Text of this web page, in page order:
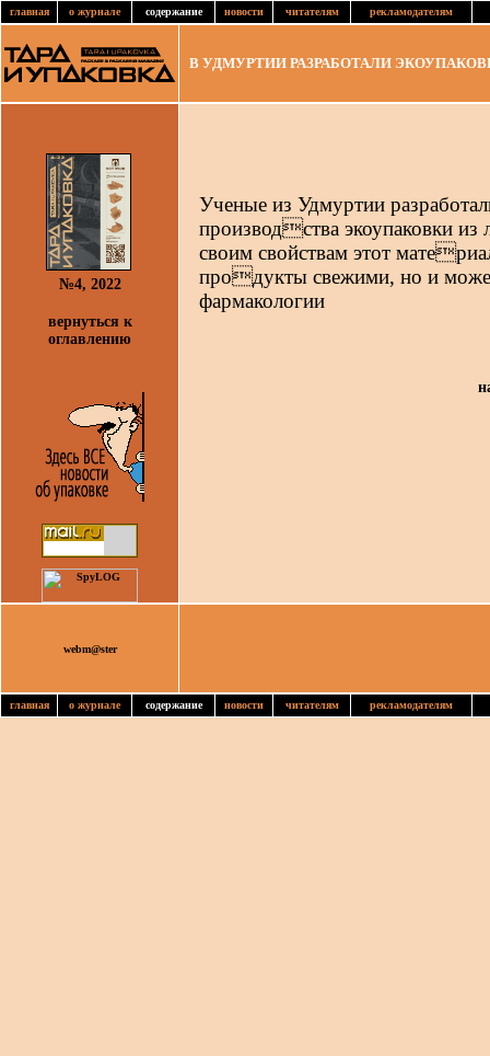
главная о журнале содержание новости читателям рекламодателям
В УДМУРТИИ РАЗРАБОТАЛИ
№4, 2022
вернуться к
оглавлению
Ученые из Удмуртии
производства экоупаковки из
своим свойствам этот
продукты свежими, но и
фармакологии
webm@ster
главная о журнале содержание новости читателям рекламодателям